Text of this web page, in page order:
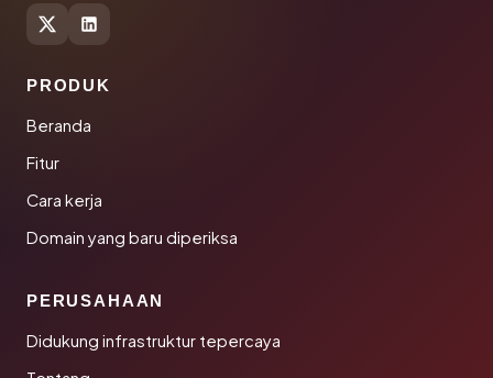
PRODUK
Beranda
Fitur
Cara kerja
Domain yang baru diperiksa
PERUSAHAAN
Didukung infrastruktur tepercaya